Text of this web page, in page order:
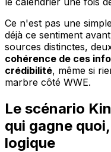
Ce n'est pas une
déjà ce sentiment
sources distinctes,
cohérence de ces
crédibilité, même si
marbre côté WWE.
Le scénario
qui gagne
logique